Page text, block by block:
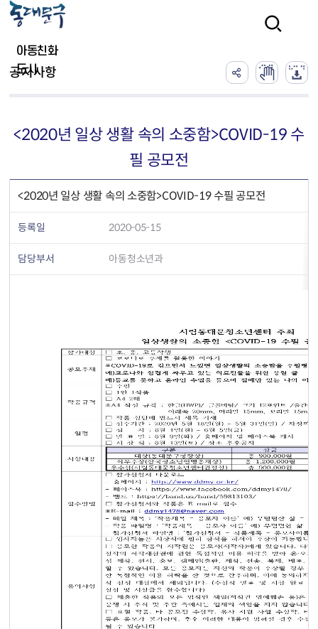
아동친화
도시
공지사항
<2020년 일상 생활 속의 소중함>COVID-19 수
필 공모전
<2020년 일상 생활 속의 소중함>COVID-19 수필 공모전
등록일 2020-05-15
담당부서 아동청소년과